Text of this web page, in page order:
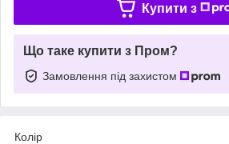
Купити з
Що таке купити з Пром?
Замовлення під захистом
Колір